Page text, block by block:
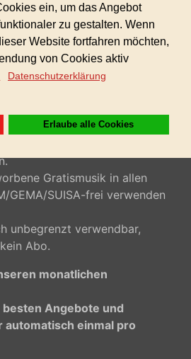
Nr. Nr-xxxxxx/2019 ist nun
finden Sie die
Bestellung und Ihren
als zip Datei z.B.
Klicken Sie
werden aufgefordert, sich
sich ein kleines Fenster wo
Gratismusik in allen
GEMA/SUISA-frei verwenden
unbegrenzt verwendbar,
Abo.
monatlichen
besten Angebote und
automatisch einmal pro